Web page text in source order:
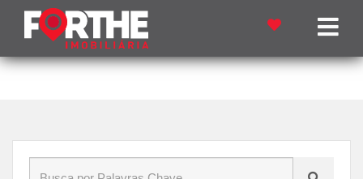
Início»Blog » imóveis em cascavel